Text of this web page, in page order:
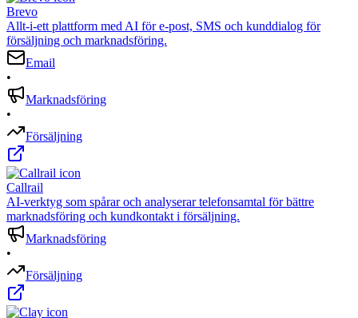
Brevo
Allt-i-ett plattform med AI för e-post, SMS och kunddialog för
försäljning och marknadsföring.
Email
•
Marknadsföring
•
Försäljning
Callrail
AI-verktyg som spårar och analyserar telefonsamtal för bättre
marknadsföring och kundkontakt i försäljning.
Marknadsföring
•
Försäljning